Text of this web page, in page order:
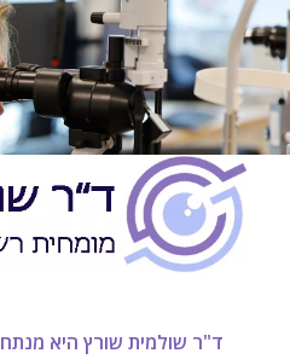
שִׂים
לֵב:
בְּאֲתָר
זֶה
מֻפְעֶלֶת
מַעֲרֶכֶת
בִּקְלִיק
ד"ר שולמית שורץ היא